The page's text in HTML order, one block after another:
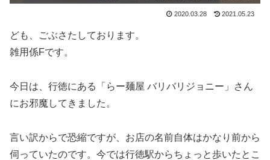
2020.03.28 2021.05.23
ども、ごぶさたしております。
雑用係Fです。
今日は、行徳にある「らー麺屋 バリバリジョニー」さん
にお邪魔してきました。
言い訳からで恐縮ですが、お店の名前自体はかなり前から
伺っていたのです。今では行徳駅からちょっと歩いたとこ